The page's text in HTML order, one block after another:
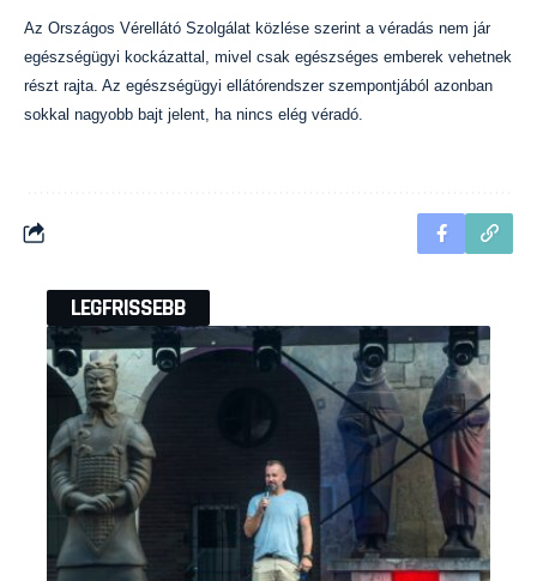
Az Országos Vérellátó Szolgálat közlése szerint a véradás nem jár
egészségügyi kockázattal, mivel csak egészséges emberek vehetnek
részt rajta. Az egészségügyi ellátórendszer szempontjából azonban
sokkal nagyobb bajt jelent, ha nincs elég véradó.
LEGFRISSEBB